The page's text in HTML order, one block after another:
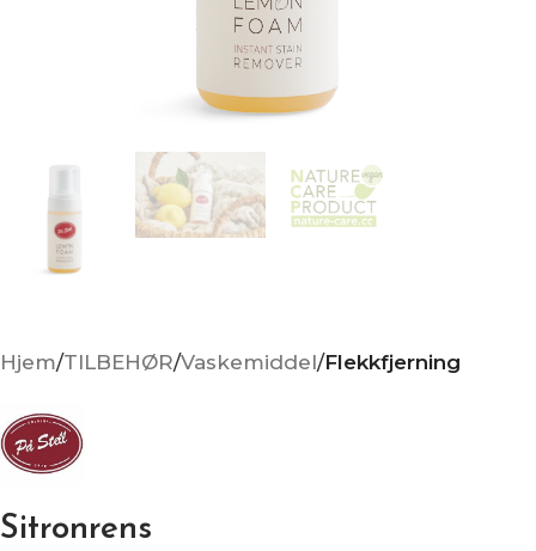
Hjem TILBEHØR Vaskemiddel Flekkfjerning
Sitronrens